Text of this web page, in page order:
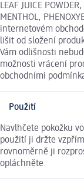
LEAF JUICE
MENTHOL,
internetovém
lišit od složení
Vám odlišnosti
možnosti vrácení
obchodními
Použití
Navlhčete pokožku
použití ji držte
rovnoměrně ji
opláchněte.